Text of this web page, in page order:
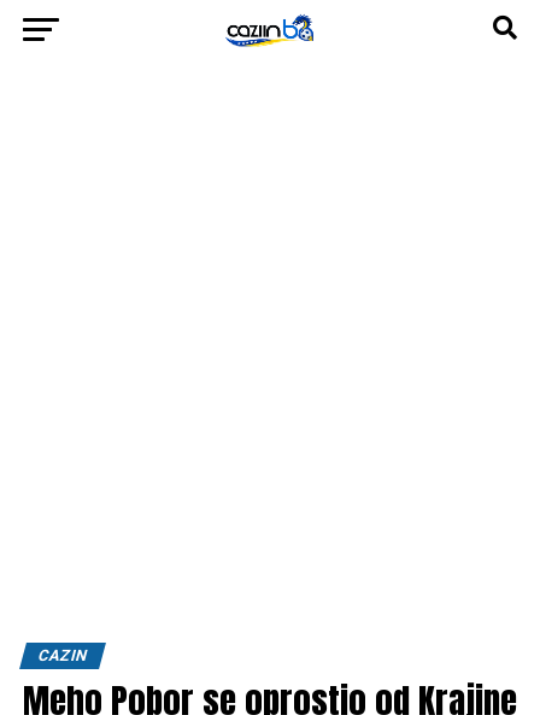
CAZIN
Meho Pobor se oprostio od Krajine